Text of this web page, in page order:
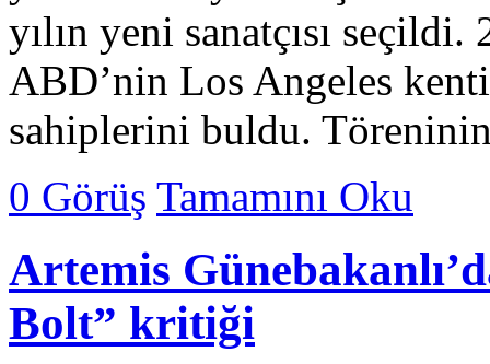
yılın yeni sanatçısı
ABD’nin Los Angeles
sahiplerini buldu. Töreninin
0 Görüş Tamamını Oku
Artemis
Bolt” kritiği